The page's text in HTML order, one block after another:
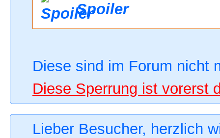
Spoiler
Diese sind im Forum nicht
Diese Sperrung ist vorerst
Lieber Besucher, herzlich